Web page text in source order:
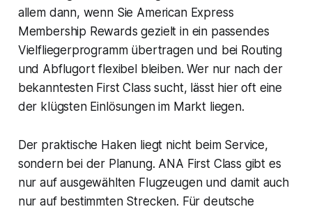
allem dann, wenn Sie American Express
Membership Rewards gezielt in ein passendes
Vielfliegerprogramm übertragen und bei Routing
und Abflugort flexibel bleiben. Wer nur nach der
bekanntesten First Class sucht, lässt hier oft eine
der klügsten Einlösungen im Markt liegen.
Der praktische Haken liegt nicht beim Service,
sondern bei der Planung. ANA First Class gibt es
nur auf ausgewählten Flugzeugen und damit auch
nur auf bestimmten Strecken. Für deutsche